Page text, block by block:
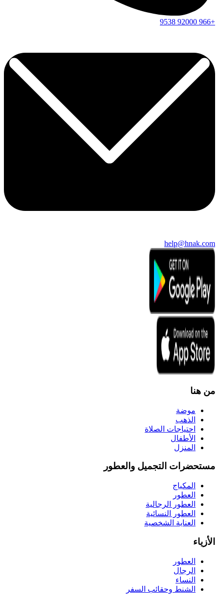
+966
92000
9538
help@hnak.com
من هنا
موضة
الذهب
احتياجات الصلاة
الأطفال
المنزل
مستحضرات التجميل والعطور
المكياج
العطور
العطور الرجالية
العطور النسائية
العناية الشخصية
الأزياء
العطور
الرجال
النساء
الشنط وحقائب السفر